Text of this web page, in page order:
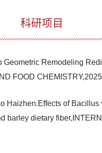
科研项目
Remodeling
FOOD
Haizhen.Effects of
barley dietary